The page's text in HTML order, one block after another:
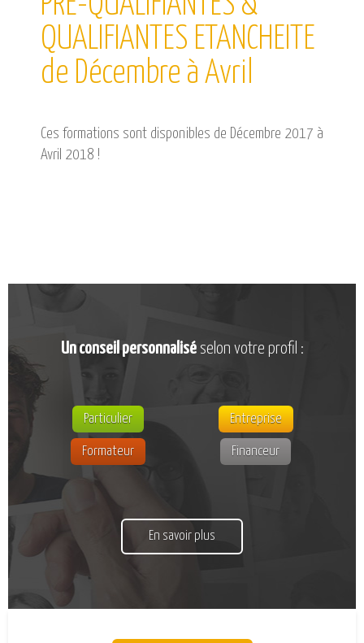
CATALOGUE DE FORMATIONS
NOS FORMATIONS PAR MÉTIER
NOS FORMATIONS SÉCURITÉ
NOS PERFECTIONNEMENTS PAR MÉTIER
INSCRIPTIONS
QUALIFIANTES ETANCHEITE
de Décembre à Avril
Ces formations sont disponibles de Décembre 2017 à
Avril 2018 !
Un conseil personnaliséselon votre profil :
Particulier Entreprise
Formateur Financeur
En savoir plus